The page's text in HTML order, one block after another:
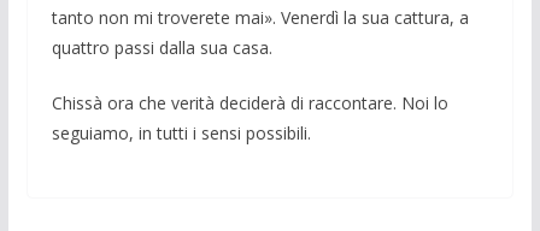
tanto non mi troverete mai». Venerdì la sua cattura, a
quattro passi dalla sua casa.
Chissà ora che verità deciderà di rac­contare. Noi lo
seguiamo, in tutti i sensi possibili.